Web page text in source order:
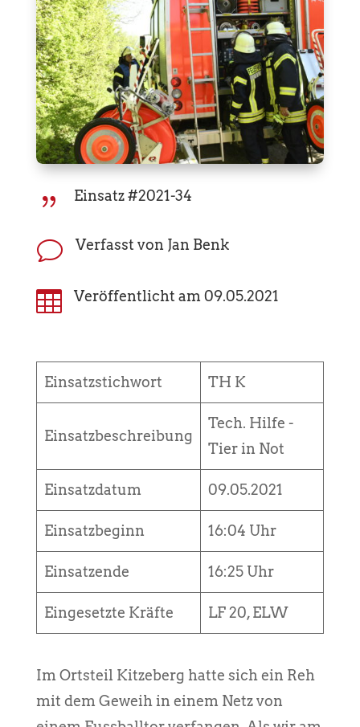
{ Einsatz #2021-34
v Verfasst von Jan Benk
 Veröffentlicht am 09.05.2021
Einsatzstichwort TH K
Einsatzbeschreibung
Tech. Hilfe -
Tier in Not
Einsatzdatum 09.05.2021
Einsatzbeginn 16:04 Uhr
Einsatzende 16:25 Uhr
Eingesetzte Kräfte LF 20, ELW
Im Ortsteil Kitzeberg hatte sich ein Reh
mit dem Geweih in einem Netz von